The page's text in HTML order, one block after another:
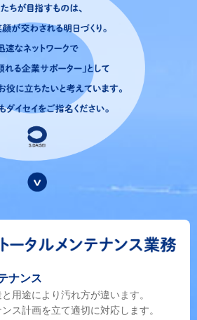
ナンス
用途により汚れ方が違います。
ス計画を立て適切に対応します。